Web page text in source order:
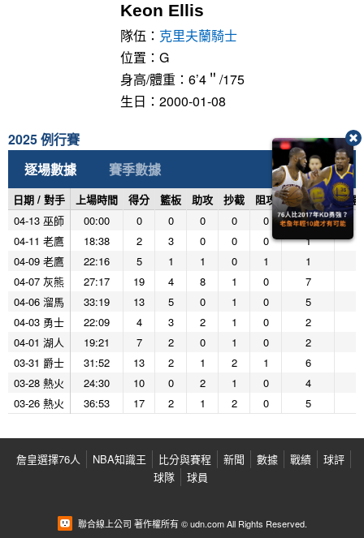
Keon Ellis
隊伍： 克里夫蘭騎士
位置：G
身高/體重：6’4＂/175
生日：2000-01-08
2025 例行賽
逐場數據
賽季數據
日期 / 對手 上場時間 得分 籃板 助攻 抄截 阻攻 投籃命中
投籃
04-13 巫師
00:00 0 0 0 0 0 0
04-11 老鷹
18:38 2 3 0 0 0 1
04-09 老鷹
22:16 5 1 1 0 1 1
04-07 灰熊
27:17 19 4 8 1 0 7
04-06 溜馬
33:19 13 5 0 1 0 5
04-03 勇士
22:09 4 3 2 1 0 2
04-01 湖人
19:21 7 2 0 1 0 2
03-31 爵士
31:52 13 2 1 2 1 6
03-28 熱火
24:30 10 0 2 1 0 4
03-26 熱火
36:53 17 2 1 2 0 5
詹皇選擇76人 NBA知識王 比分與賽程 新聞 數據 戰績
球評
球隊
球員
聯合線上公司 著作權所有 © udn.com All Rights Reserved.